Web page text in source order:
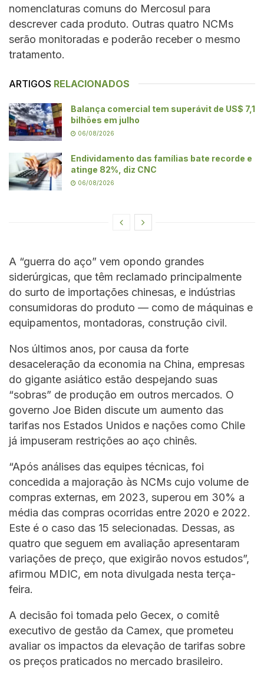
nomenclaturas comuns do Mercosul para
descrever cada produto. Outras quatro NCMs
serão monitoradas e poderão receber o mesmo
tratamento.
ARTIGOS RELACIONADOS
Balança comercial tem superávit de US$ 7,1
bilhões em julho
06/08/2026
Endividamento das famílias bate recorde e
atinge 82%, diz CNC
06/08/2026
A “guerra do aço” vem opondo grandes
siderúrgicas, que têm reclamado principalmente
do surto de importações chinesas, e indústrias
consumidoras do produto — como de máquinas e
equipamentos, montadoras, construção civil.
Nos últimos anos, por causa da forte
desaceleração da economia na China, empresas
do gigante asiático estão despejando suas
“sobras” de produção em outros mercados. O
governo Joe Biden discute um aumento das
tarifas nos Estados Unidos e nações como Chile
já impuseram restrições ao aço chinês.
“Após análises das equipes técnicas, foi
concedida a majoração às NCMs cujo volume de
compras externas, em 2023, superou em 30% a
média das compras ocorridas entre 2020 e 2022.
Este é o caso das 15 selecionadas. Dessas, as
quatro que seguem em avaliação apresentaram
variações de preço, que exigirão novos estudos”,
afirmou MDIC, em nota divulgada nesta terça-
feira.
A decisão foi tomada pelo Gecex, o comitê
executivo de gestão da Camex, que prometeu
avaliar os impactos da elevação de tarifas sobre
os preços praticados no mercado brasileiro.